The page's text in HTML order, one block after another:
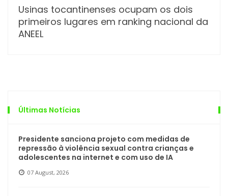
Usinas tocantinenses ocupam os dois
primeiros lugares em ranking nacional da
ANEEL
Últimas Notícias
Presidente sanciona projeto com medidas de
repressão à violência sexual contra crianças e
adolescentes na internet e com uso de IA
07 August, 2026